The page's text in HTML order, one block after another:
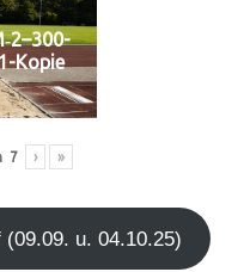
Kopie
7 › »
u. 04.10.25)